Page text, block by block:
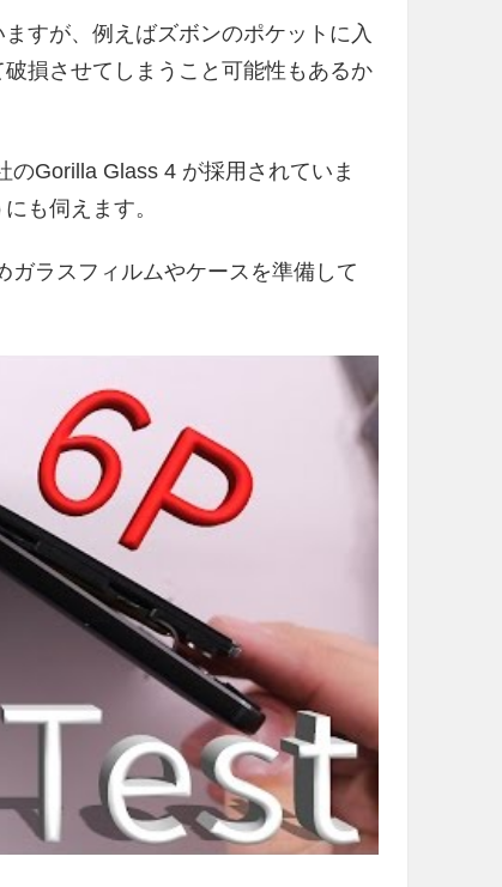
すが、例えばズボンのポケットに入
損させてしまうこと可能性もあるか
Gorilla Glass 4 が採用されていま
も伺えます。
ガラスフィルムやケースを準備して